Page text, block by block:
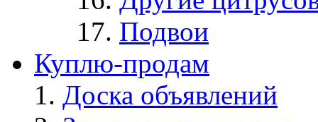
Подвои
Куплю-продам
Доска объявлений